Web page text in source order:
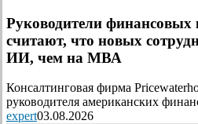
Руководители
считают, что новых
ИИ, чем на МВА
Консалтинговая фирма
руководителя американских
expert03.08.2026